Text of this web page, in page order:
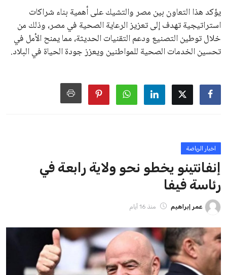
على الرغم من هذه الانتقادات، تشير التوقعات إلى أن إنفانتينو
يمتلك فرصًا كبيرة للفوز بولاية جديدة، خصوصًا في ظل غياب
منافس قوي يتمتع بإجماع داخل الأسرة الكروية الدولية. هذا يعزز
من فرص استمراره في قيادة “فيفا” حتى عام 2031.
ايوا مصر